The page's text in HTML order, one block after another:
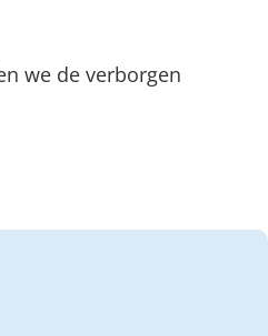
we de verborgen